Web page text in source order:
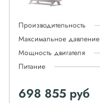
Производительность
Максимальное давление
Мощность двигателя
Питание
698 855 руб